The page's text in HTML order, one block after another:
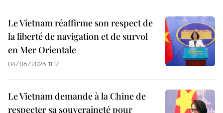
Le Vietnam réaffirme son respect de
la liberté de navigation et de survol
en Mer Orientale
04/06/2026 11:17
Le Vietnam demande à la Chine de
respecter sa souveraineté pour